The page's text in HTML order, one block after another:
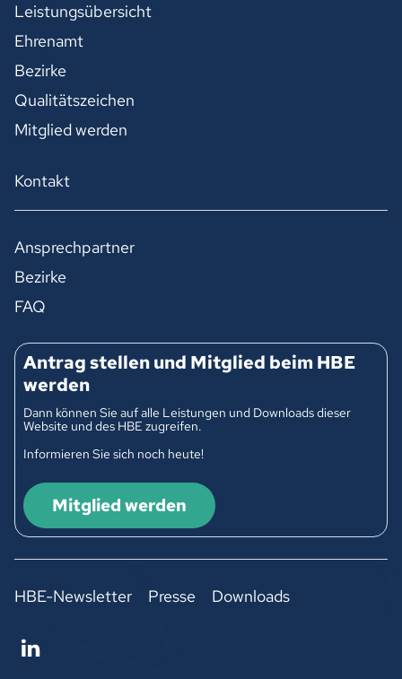
Leistungsübersicht
Ehrenamt
Bezirke
Qualitätszeichen
Mitglied werden
Kontakt
Ansprechpartner
Bezirke
FAQ
Antrag stellen und Mitglied beim HBE
werden
Dann können Sie auf alle Leistungen und Downloads dieser
Website und des HBE zugreifen.
Informieren Sie sich noch heute!
Mitglied werden
HBE-Newsletter Presse Downloads